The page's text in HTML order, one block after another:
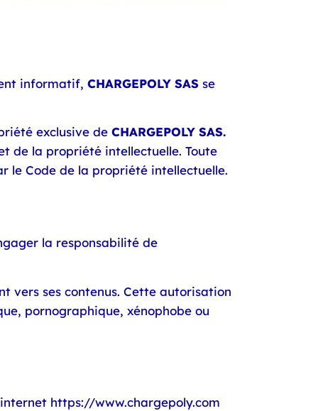
informatif, CHARGEPOLY SAS se
exclusive de CHARGEPOLY SAS.
de la propriété intellectuelle. Toute
le Code de la propriété intellectuelle.
la responsabilité de
vers ses contenus. Cette autorisation
pornographique, xénophobe ou
https://www.chargepoly.com